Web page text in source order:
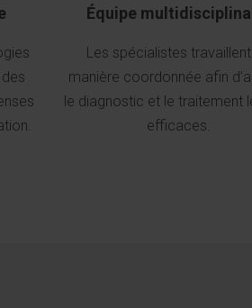
Équipe
Les spécialistes
manière coordonnée afin
le diagnostic et le traitement
efficaces.